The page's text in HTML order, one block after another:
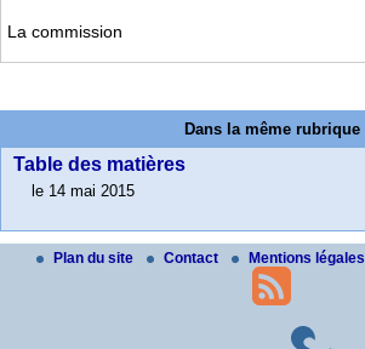
La commission
Dans la même rubrique
Table des matières
le 14 mai 2015
Plan du site Contact Mentions légales